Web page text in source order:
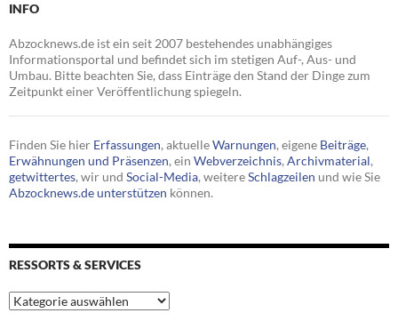
INFO
Abzocknews.de ist ein seit 2007 bestehendes unabhängiges
Informationsportal und befindet sich im stetigen Auf-, Aus- und
Umbau. Bitte beachten Sie, dass Einträge den Stand der Dinge zum
Zeitpunkt einer Veröffentlichung spiegeln.
Finden Sie hier Erfassungen, aktuelleWarnungen, eigene Beiträge,
Erwähnungen und Präsenzen, ein Webverzeichnis, Archivmaterial,
getwittertes, wir und Social-Media, weitereSchlagzeilen und wie Sie
Abzocknews.de unterstützen können.
RESSORTS & SERVICES
Ressorts
&